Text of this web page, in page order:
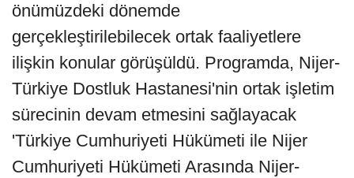
önümüzdeki dönemde
gerçekleştirilebilecek ortak faaliyetlere
ilişkin konular görüşüldü. Programda, Nijer-
Türkiye Dostluk Hastanesi'nin ortak işletim
sürecinin devam etmesini sağlayacak
'Türkiye Cumhuriyeti Hükümeti ile Nijer
Cumhuriyeti Hükümeti Arasında Nijer-